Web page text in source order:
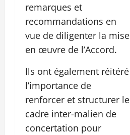
remarques et
recommandations en
vue de diligenter la mise
en œuvre de l’Accord.
Ils ont également réitéré
l’importance de
renforcer et structurer le
cadre inter-malien de
concertation pour